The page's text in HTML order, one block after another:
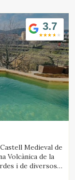
3.7
Medieval de
Volcànica de la
i de diversos